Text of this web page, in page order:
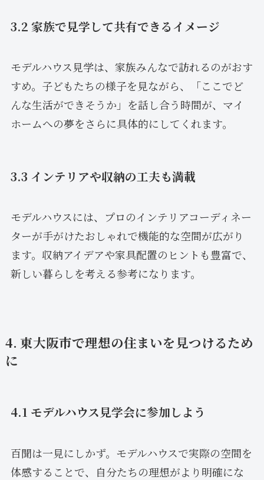
3.2 家族で見学して共有できるイメージ
モデルハウス見学は、家族みんなで訪れるのがおす
すめ。子どもたちの様子を見ながら、「ここでど
んな生活ができそうか」を話し合う時間が、マイ
ホームへの夢をさらに具体的にしてくれます。
3.3 インテリアや収納の工夫も満載
モデルハウスには、プロのインテリアコーディネー
ターが手がけたおしゃれで機能的な空間が広がり
ます。収納アイデアや家具配置のヒントも豊富で、
新しい暮らしを考える参考になります。
4. 東大阪市で理想の住まいを見つけるため
に
4.1 モデルハウス見学会に参加しよう
百聞は一見にしかず。モデルハウスで実際の空間を
体感することで、自分たちの理想がより明確にな